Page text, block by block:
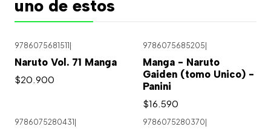
uno de estos
9786075681511
Naruto Vol. 71 Manga
$20.900
9786075685205
Manga - Naruto
Gaiden (tomo Unico) -
Panini
$16.590
9786075280431 9786075280370